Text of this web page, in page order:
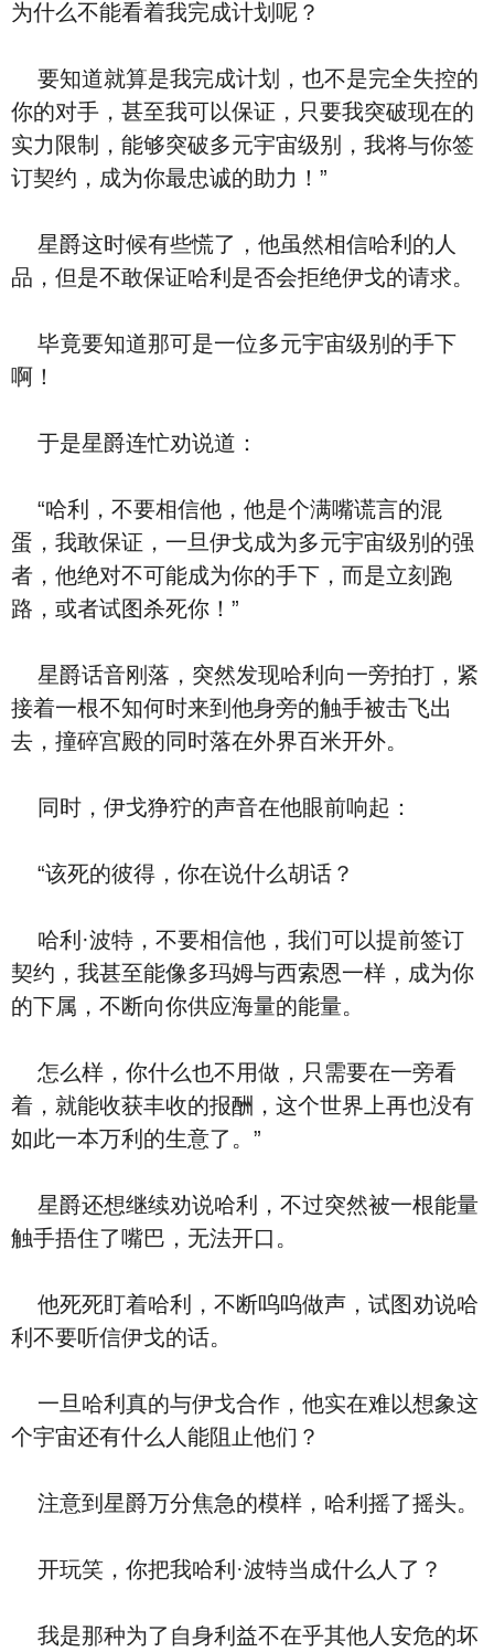
为什么不能看着我完成计划呢？
要知道就算是我完成计划，也不是完全失控的
你的对手，甚至我可以保证，只要我突破现在的
实力限制，能够突破多元宇宙级别，我将与你签
订契约，成为你最忠诚的助力！”
星爵这时候有些慌了，他虽然相信哈利的人
品，但是不敢保证哈利是否会拒绝伊戈的请求。
毕竟要知道那可是一位多元宇宙级别的手下
啊！
于是星爵连忙劝说道：
“哈利，不要相信他，他是个满嘴谎言的混
蛋，我敢保证，一旦伊戈成为多元宇宙级别的强
者，他绝对不可能成为你的手下，而是立刻跑
路，或者试图杀死你！”
星爵话音刚落，突然发现哈利向一旁拍打，紧
接着一根不知何时来到他身旁的触手被击飞出
去，撞碎宫殿的同时落在外界百米开外。
同时，伊戈狰狞的声音在他眼前响起：
“该死的彼得，你在说什么胡话？
哈利·波特，不要相信他，我们可以提前签订
契约，我甚至能像多玛姆与西索恩一样，成为你
的下属，不断向你供应海量的能量。
怎么样，你什么也不用做，只需要在一旁看
着，就能收获丰收的报酬，这个世界上再也没有
如此一本万利的生意了。”
星爵还想继续劝说哈利，不过突然被一根能量
触手捂住了嘴巴，无法开口。
他死死盯着哈利，不断呜呜做声，试图劝说哈
利不要听信伊戈的话。
一旦哈利真的与伊戈合作，他实在难以想象这
个宇宙还有什么人能阻止他们？
注意到星爵万分焦急的模样，哈利摇了摇头。
开玩笑，你把我哈利·波特当成什么人了？
我是那种为了自身利益不在乎其他人安危的坏